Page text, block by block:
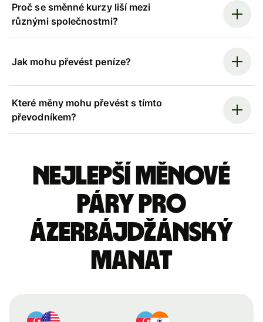
Proč se směnné kurzy liší mezi
různými společnostmi?
Jak mohu převést peníze?
Které měny mohu převést s tímto
převodníkem?
Nejlepší měnové
páry pro
Ázerbájdžánský
manat